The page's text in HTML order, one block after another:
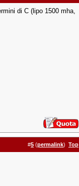
di C (lipo 1500 mha,
#5 (permalink) Top